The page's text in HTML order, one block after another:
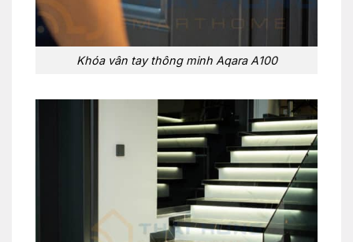
Khóa vân tay thông minh Aqara A100